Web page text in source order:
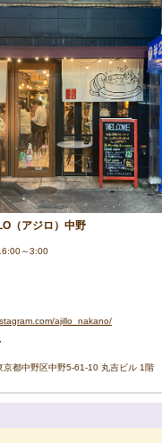
（アジロ）中野
～3:00
ajillo_nakano/
京都中野区中野5-61-10 丸吉ビル 1階